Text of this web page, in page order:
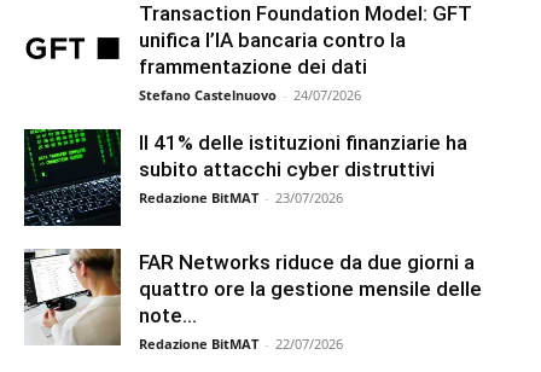
Transaction Foundation Model: GFT
unifica l’IA bancaria contro la
frammentazione dei dati
Stefano Castelnuovo - 24/07/2026
Il 41% delle istituzioni finanziarie ha
subito attacchi cyber distruttivi
Redazione BitMAT - 23/07/2026
FAR Networks riduce da due giorni a
quattro ore la gestione mensile delle
note...
Redazione BitMAT - 22/07/2026